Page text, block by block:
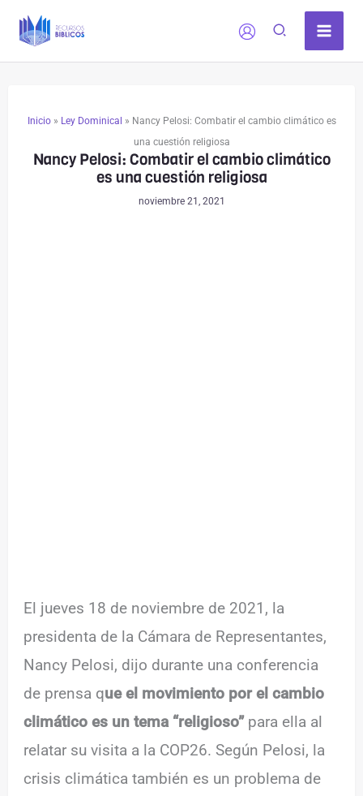
Inicio» Ley Dominical » Nancy Pelosi: Combatir el cambio climático es
una cuestión religiosa
Nancy Pelosi: Combatir el cambio climático
es una cuestión religiosa
noviembre 21, 2021
El jueves 18 de noviembre de 2021, la
presidenta de la Cámara de Representantes,
Nancy Pelosi, dijo durante una conferencia
de prensa que el movimiento por el cambio
climático es un tema “religioso” para ella al
relatar su visita a la COP26. Según Pelosi, la
crisis climática también es un problema de